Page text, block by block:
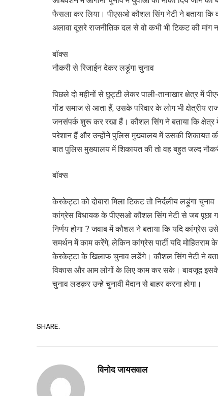
फैसला कर लिया। पीएसओ कौशल सिंग नेटी ने बताया कि
अलावा दूसरे राजनीतिक दल से वो कभी भी टिकट की मांग
बॉक्स
नौकरी से रिजाईन देकर लड़ूंगा चुनाव
पिछले दो महीनों से छुट्टी लेकर पाली-तानाखार क्षेत्र में
गोंड समाज से आता हैं, उसके परिवार के लोग भी क्षेत्रीय
जनसंपर्क शुरू कर रखा हैं। कौशल सिंग ने बताया कि क्षेत्र
परेशान हैं और उन्होंने पुलिस मुख्यालय में उसकी शिकायत
बात पुलिस मुख्यालय में शिकायत की तो वह बहुत जल्द
बॉक्स
केरकेट्टा को दोबारा मिला टिकट तो निर्दलीय लड़ूंगा चुनाव
कांग्रेस विधायक के पीएसओ कौशल सिंग नेटी से जब पूछा
निर्णय होगा ? जवाब में कौशल ने बताया कि यदि कांग्रेस
समर्थन में काम करेंगे, लेकिन कांग्रेस पार्टी यदि मोहितराम
केरकेट्टा के खिलाफ चुनाव लडेंगे। कौशल सिंग नेटी ने
विकास और आम लोगों के लिए काम कर सके। बावजूद इसके
चुनाव लडक़र उन्हे चुनावी मैदान से बाहर करना होगा।
SHARE.
विनोद जायसवाल